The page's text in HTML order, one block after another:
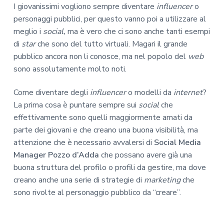
I giovanissimi vogliono sempre diventare influencero
personaggi pubblici, per questo vanno poi a utilizzare al
meglio i social, ma è vero che ci sono anche tanti esempi
di starche sono del tutto virtuali. Magari il grande
pubblico ancora non li conosce, ma nel popolo del web
sono assolutamente molto noti.
Come diventare degli influencero modelli da internet?
La prima cosa è puntare sempre sui socialche
effettivamente sono quelli maggiormente amati da
parte dei giovani e che creano una buona visibilità, ma
attenzione che è necessario avvalersi di Social Media
Manager Pozzo d’Adda che possano avere già una
buona struttura del profilo o profili da gestire, ma dove
creano anche una serie di strategie di marketingche
sono rivolte al personaggio pubblico da “creare”.